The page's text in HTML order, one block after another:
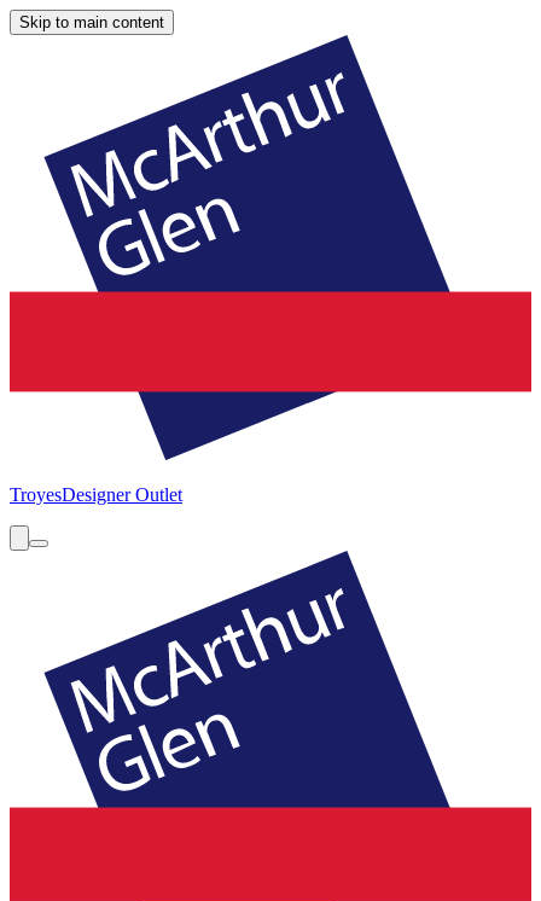
Skip to main content
TroyesDesigner Outlet